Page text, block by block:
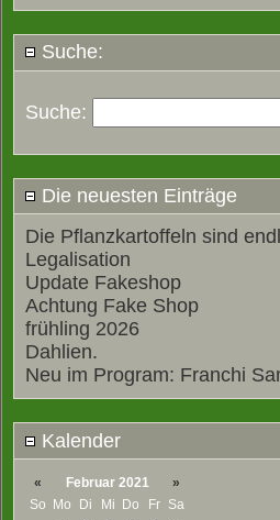
Suche:
Suche:
Die neuesten Einträge
Die Pflanzkartoffeln sind
Legalisation
Update Fakeshop
Achtung Fake Shop
frühling 2026
Dahlien.
Neu im Program: Franchi
Kalender
« Februar 2021
»
So Mo Di Mi Do Fr
Sa